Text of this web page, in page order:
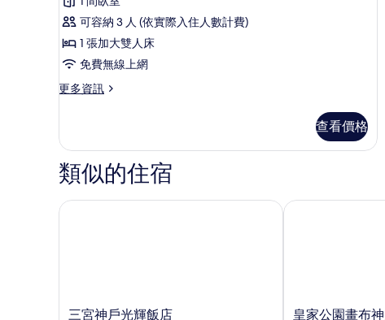
所
有
相
out
9AM)
詳
情
房,
非
吸
煙
in
3PM-,Check-
out
9AM)
片
論)
可容納 3 人 (依實際入住人數計費)
1 張加大雙人床
免費無線上網
更多資訊
更
客
房,
非
吸
煙
查看價格
類似的住宿
三
三宮神戶光輝飯店
三宮神戶光輝飯店
皇
皇家公園畫布
皇家公園畫布神戶